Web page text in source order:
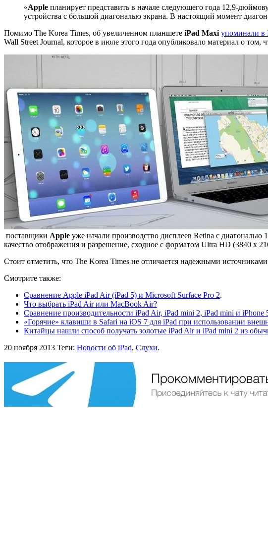
«Apple планирует представить в начале следующего года 12,9-
устройства с большой диагональю экрана. В настоящий момент
Помимо The Korea Times, об увеличенном планшете iPad Maxi упоминали в
Wall Street Journal, которое в июле этого года опубликовало материал о том,
поставщики Apple уже начали производство дисплеев Retina с
качество отображения и разрешение, сходное с форматом Ultra HD (3840 x
Стоит отметить, что The Korea Times не отличается надежными
Смотрите также:
Сравнение Apple iPad Air (iPad 5) и Microsoft Surface Pro 2.
Что выбрать iPad Air или MacBook Air?
Сравнение производительности iPad Air, iPad mini 2, iPad mini и iPhone
«Горячие» клавиши в Safari на iOS 7 для iPad при использовании
Китайцы нашли способ получать золотые iPad Air и iPad mini 2 из
20 ноября 2013 Теги: Новости об iPad, Слухи.